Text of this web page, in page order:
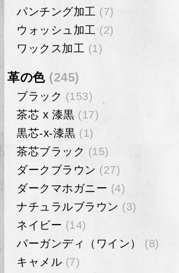
パンチング加工 (7)
ウォッシュ加工 (2)
ワックス加工 (1)
革の色(245)
ブラック (153)
茶芯 x 漆黒 (17)
黒芯-x-漆黒 (1)
茶芯ブラック (15)
ダークブラウン (27)
ダークマホガニー (4)
ナチュラルブラウン (3)
ネイビー (14)
バーガンディ（ワイン）
(8)
キャメル (7)